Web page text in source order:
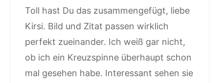
Toll hast Du das zusammengefügt, liebe
Kirsi. Bild und Zitat passen wirklich
perfekt zueinander. Ich weiß gar nicht,
ob ich ein Kreuzspinne überhaupt schon
mal gesehen habe. Interessant sehen sie